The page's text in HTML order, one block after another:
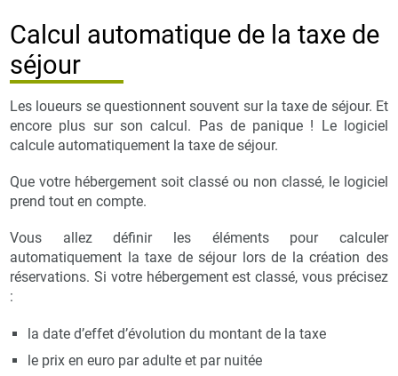
Calcul automatique de la taxe de
séjour
Les loueurs se questionnent souvent sur la taxe de séjour. Et
encore plus sur son calcul. Pas de panique ! Le logiciel
calcule automatiquement la taxe de séjour.
Que votre hébergement soit classé ou non classé, le logiciel
prend tout en compte.
Vous allez définir les éléments pour calculer
automatiquement la taxe de séjour lors de la création des
réservations. Si votre hébergement est classé, vous précisez
:
la date d’effet d’évolution du montant de la taxe
le prix en euro par adulte et par nuitée